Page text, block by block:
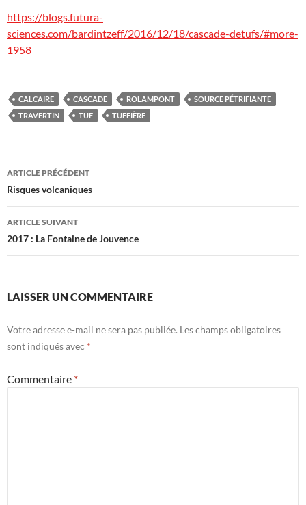
https://blogs.futura-
sciences.com/bardintzeff/2016/12/18/cascade-detufs/#more-
1958
CALCAIRE CASCADE ROLAMPONT
SOURCE PÉTRIFIANTE
TRAVERTIN
TUF TUFFIÈRE
Navigation
des
articles
ARTICLE PRÉCÉDENT
Risques volcaniques
ARTICLE SUIVANT
2017 : La Fontaine de Jouvence
LAISSER UN COMMENTAIRE
Votre adresse e-mail ne sera pas publiée. Les champs obligatoires
sont indiqués avec *
Commentaire *